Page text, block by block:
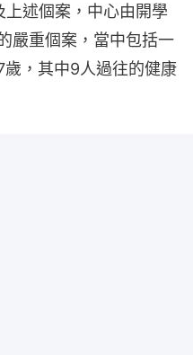
述個案，中心由開學
嚴重個案，當中包括一
，其中9人過往的健康